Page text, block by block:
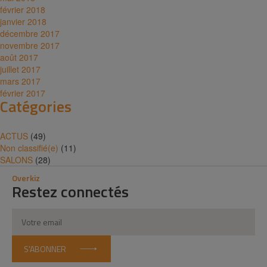
février 2018
janvier 2018
décembre 2017
novembre 2017
août 2017
juillet 2017
mars 2017
février 2017
Catégories
ACTUS (49)
Non classifié(e) (11)
SALONS (28)
Overkiz
Restez connectés
S'ABONNER